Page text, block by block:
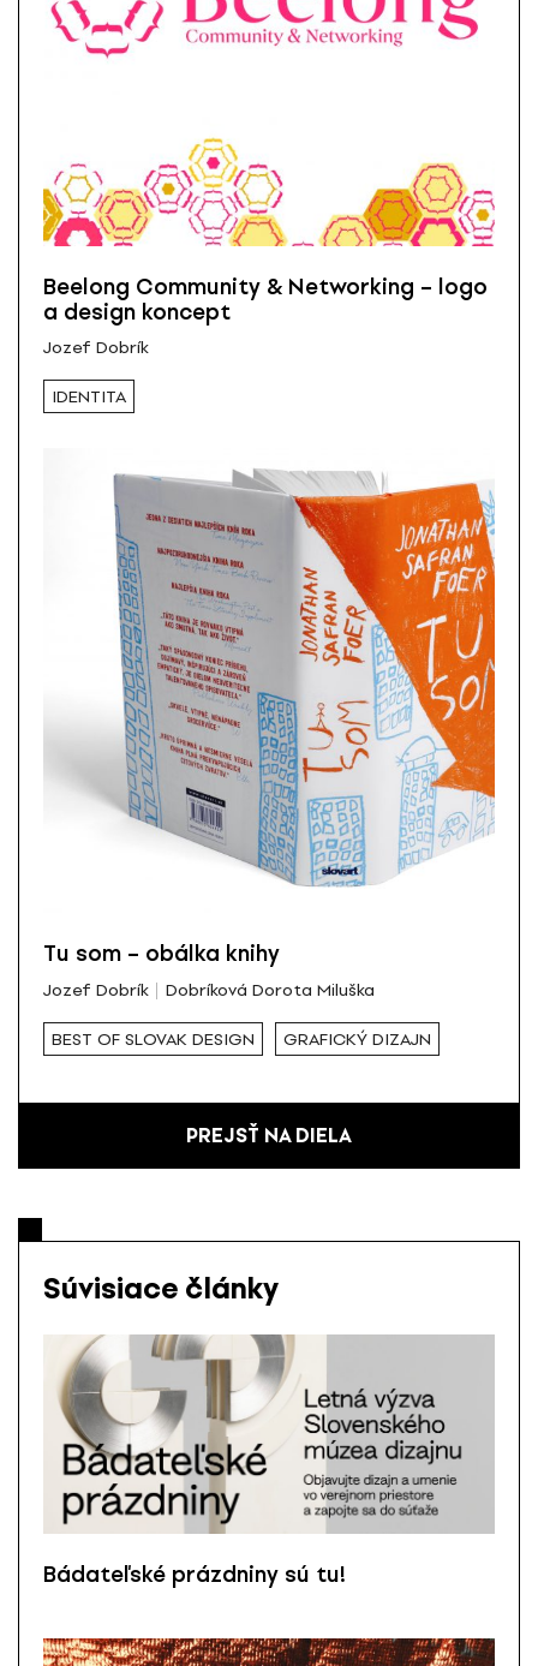
Beelong Community & Networking – logo
a design koncept
Jozef Dobrík
IDENTITA
Tu som – obálka knihy
Jozef Dobrík Dobríková Dorota Miluška
BEST OF SLOVAK DESIGN GRAFICKÝ DIZAJN
PREJSŤ NA DIELA
Súvisiace články
Bádateľské prázdniny sú tu!